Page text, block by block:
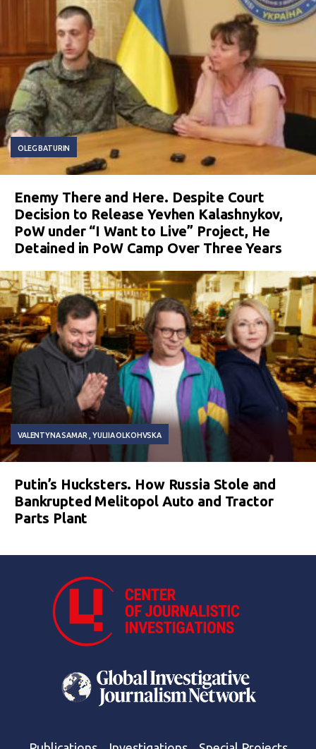
OLEG BATURIN
Enemy There and Here. Despite Court
Decision to Release Yevhen Kalashnykov,
PoW under “I Want to Live” Project, He
Detained in PoW Camp Over Three Years
VALENTYNA SAMAR YULIIA OLKOHVSKA
Putin’s Hucksters. How Russia Stole and
Bankrupted Melitopol Auto and Tractor
Parts Plant